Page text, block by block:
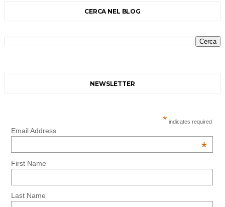
CERCA NEL BLOG
NEWSLETTER
* indicates required
Email Address
*
First Name
Last Name